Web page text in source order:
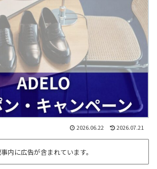
2026.06.22 2026.07.21
内に広告が含まれています。